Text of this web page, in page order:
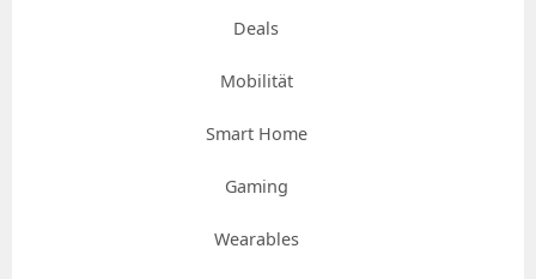
Deals
Mobilität
Smart Home
Gaming
Wearables